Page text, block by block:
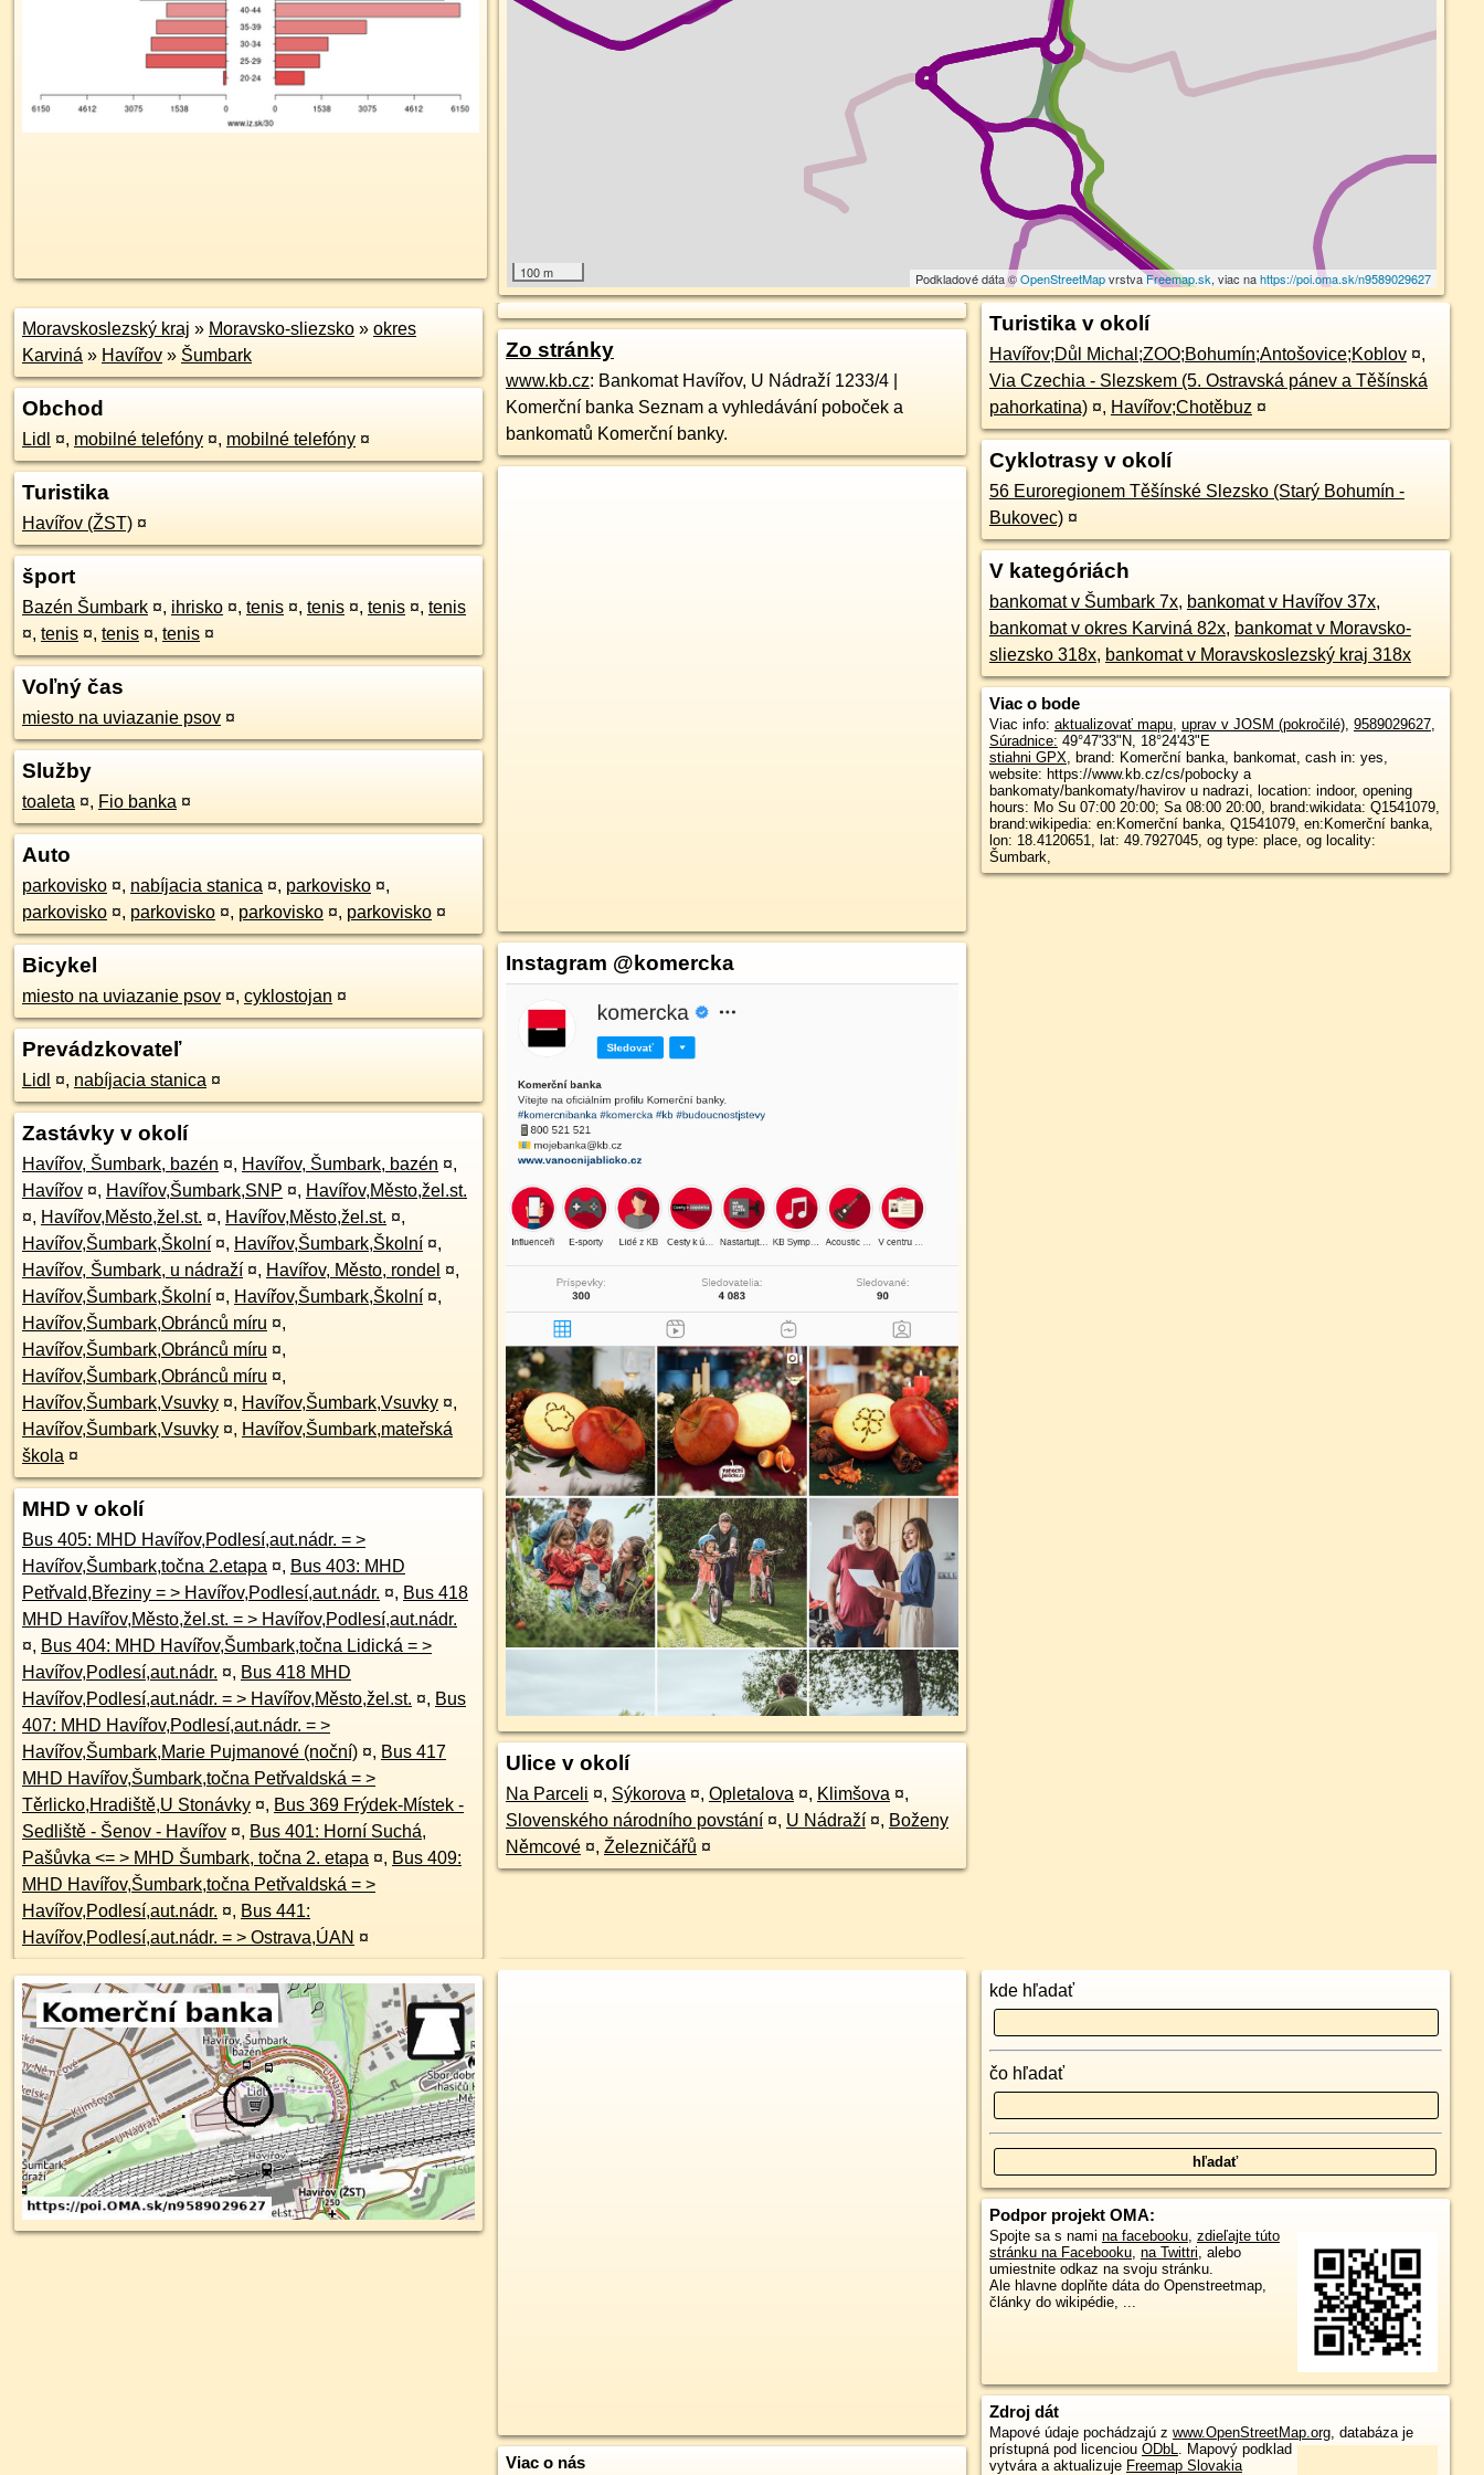
100 m Podkladové dáta ©OpenStreetMapvrstvaFreemap.sk, viac nahttps://poi.oma.sk/n9589029627
Moravskoslezský kraj » Moravsko-sliezsko » okres
Karviná » Havířov » Šumbark
Obchod
Lidl ¤, mobilné telefóny ¤, mobilné telefóny ¤
Turistika
Havířov (ŽST) ¤
šport
Bazén Šumbark ¤, ihrisko ¤, tenis ¤, tenis ¤, tenis ¤, tenis
¤, tenis ¤, tenis ¤, tenis ¤
Voľný čas
miesto na uviazanie psov ¤
Služby
toaleta ¤, Fio banka ¤
Auto
parkovisko ¤, nabíjacia stanica ¤, parkovisko ¤,
parkovisko ¤, parkovisko ¤, parkovisko ¤, parkovisko ¤
Bicykel
miesto na uviazanie psov ¤, cyklostojan ¤
Prevádzkovateľ
Lidl ¤, nabíjacia stanica ¤
Zastávky v okolí
Havířov, Šumbark, bazén ¤, Havířov, Šumbark, bazén ¤,
Havířov ¤, Havířov,Šumbark,SNP ¤, Havířov,Město,žel.st.
¤, Havířov,Město,žel.st. ¤, Havířov,Město,žel.st. ¤,
Havířov,Šumbark,Školní ¤, Havířov,Šumbark,Školní ¤,
Havířov, Šumbark, u nádraží ¤, Havířov, Město, rondel ¤,
Havířov,Šumbark,Školní ¤, Havířov,Šumbark,Školní ¤,
Havířov,Šumbark,Obránců míru ¤,
Havířov,Šumbark,Obránců míru ¤,
Havířov,Šumbark,Obránců míru ¤,
Havířov,Šumbark,Vsuvky ¤, Havířov,Šumbark,Vsuvky ¤,
Havířov,Šumbark,Vsuvky ¤, Havířov,Šumbark,mateřská
škola ¤
MHD v okolí
Bus 405: MHD Havířov,Podlesí,aut.nádr. = >
Havířov,Šumbark,točna 2.etapa ¤, Bus 403: MHD
Petřvald,Březiny = > Havířov,Podlesí,aut.nádr. ¤, Bus 418
MHD Havířov,Město,žel.st. = > Havířov,Podlesí,aut.nádr.
¤, Bus 404: MHD Havířov,Šumbark,točna Lidická = >
Havířov,Podlesí,aut.nádr. ¤, Bus 418 MHD
Havířov,Podlesí,aut.nádr. = > Havířov,Město,žel.st. ¤, Bus
407: MHD Havířov,Podlesí,aut.nádr. = >
Havířov,Šumbark,Marie Pujmanové (noční) ¤, Bus 417
MHD Havířov,Šumbark,točna Petřvaldská = >
Těrlicko,Hradiště,U Stonávky ¤, Bus 369 Frýdek-Místek -
Sedliště - Šenov - Havířov ¤, Bus 401: Horní Suchá,
Pašůvka <= > MHD Šumbark, točna 2. etapa ¤, Bus 409:
MHD Havířov,Šumbark,točna Petřvaldská = >
Havířov,Podlesí,aut.nádr. ¤, Bus 441:
Havířov,Podlesí,aut.nádr. = > Ostrava,ÚAN ¤
Zo stránky
www.kb.cz: Bankomat Havířov, U Nádraží 1233/4 |
Komerční banka Seznam a vyhledávání poboček a
bankomatů Komerční banky.
Instagram @komercka
Ulice v okolí
Na Parceli ¤, Sýkorova ¤, Opletalova ¤, Klimšova ¤,
Slovenského národního povstání ¤, U Nádraží ¤, Boženy
Němcové ¤, Železničářů ¤
Turistika v okolí
Havířov;Důl Michal;ZOO;Bohumín;Antošovice;Koblov ¤,
Via Czechia - Slezskem (5. Ostravská pánev a Těšínská
pahorkatina) ¤, Havířov;Chotěbuz ¤
Cyklotrasy v okolí
56 Euroregionem Těšínské Slezsko (Starý Bohumín -
Bukovec) ¤
V kategóriách
bankomat v Šumbark 7x, bankomat v Havířov 37x,
bankomat v okres Karviná 82x, bankomat v Moravsko-
sliezsko 318x, bankomat v Moravskoslezský kraj 318x
Viac o bode
Viac info: aktualizovať mapu, uprav v JOSM (pokročilé), 9589029627,
Súradnice: 49°47'33"N, 18°24'43"E
stiahni GPX, brand: Komerční banka, bankomat, cash in: yes,
website: https://www.kb.cz/cs/pobocky a
bankomaty/bankomaty/havirov u nadrazi, location: indoor, opening
hours: Mo Su 07:00 20:00; Sa 08:00 20:00, brand:wikidata: Q1541079,
brand:wikipedia: en:Komerční banka, Q1541079, en:Komerční banka,
lon: 18.4120651, lat: 49.7927045, og type: place, og locality:
Šumbark,
Viac o nás
kde hľadať
čo hľadať
Podpor projekt OMA:
Spojte sa s nami na facebooku, zdieľajte túto
stránku na Facebooku, na Twittri, alebo
umiestnite odkaz na svoju stránku.
Ale hlavne doplňte dáta do Openstreetmap,
články do wikipédie, ...
Zdroj dát
Mapové údaje pochádzajú z www.OpenStreetMap.org, databáza je
prístupná pod licenciou ODbL. Mapový podklad
vytvára a aktualizuje Freemap Slovakia